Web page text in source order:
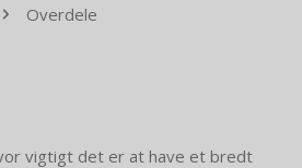
Overdele
vigtigt det er at have et bredt